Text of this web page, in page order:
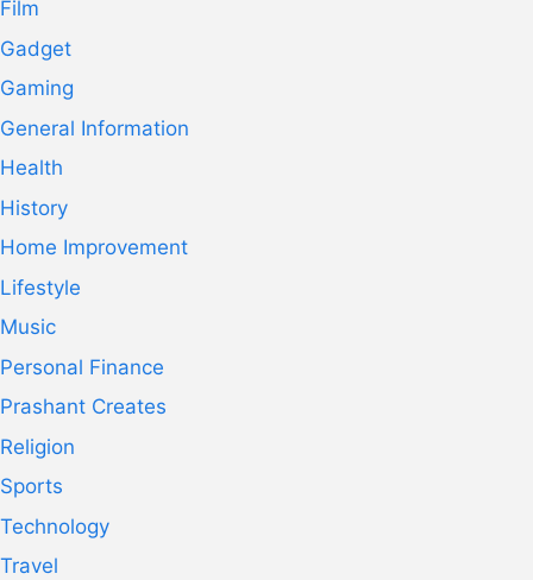
Film
Gadget
Gaming
General Information
Health
History
Home Improvement
Lifestyle
Music
Personal Finance
Prashant Creates
Religion
Sports
Technology
Travel